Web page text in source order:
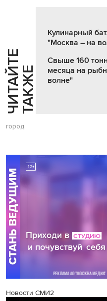
Ч
И
Т
АЙ
Т
Е
Т
А
К
ЖЕ
Кулинарный
"Москва – на
Свыше 160
месяца на
волне"
город
Новости СМИ2